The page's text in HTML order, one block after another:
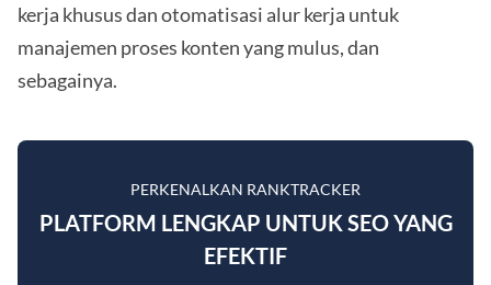
kerja khusus dan otomatisasi alur kerja untuk
manajemen proses konten yang mulus, dan
sebagainya.
PERKENALKAN RANKTRACKER
PLATFORM LENGKAP UNTUK SEO YANG
EFEKTIF